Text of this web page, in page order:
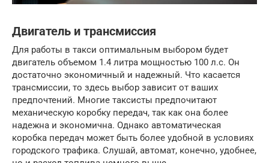
Двигатель и трансмиссия
Для работы в такси оптимальным выбором будет
двигатель объемом 1.4 литра мощностью 100 л.с. Он
достаточно экономичный и надежный. Что касается
трансмиссии, то здесь выбор зависит от ваших
предпочтений. Многие таксисты предпочитают
механическую коробку передач, так как она более
надежна и экономична. Однако автоматическая
коробка передач может быть более удобной в условиях
городского трафика. Слушай, автомат, конечно, удобнее,